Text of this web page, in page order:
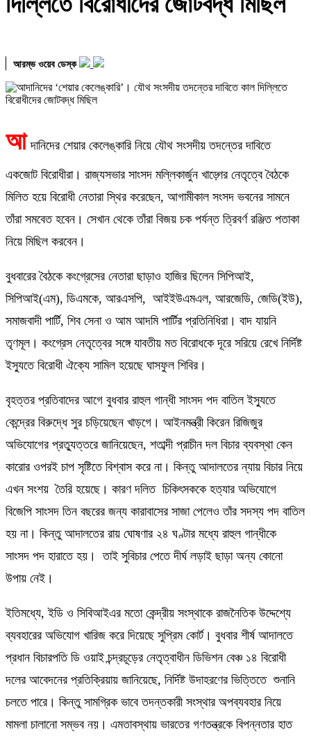
আরম্ভ ওয়েব ডেস্ক
আ দানিদের শেয়ার কেলেঙ্কারি নিয়ে যৌথ সংসদীয় তদন্তের দাবিতে
একজোট বিরোধীরা। রাজ্যসভার সাংসদ মল্লিকার্জুন খাড়্গের নেতৃত্বে বৈঠকে
মিলিত হয়ে বিরোধী নেতারা স্থির করেছেন, আগামীকাল সংসদ ভবনের সামনে
তাঁরা সমবেত হবেন। সেখান থেকে তাঁরা বিজয় চক পর্যন্ত ত্রিবর্ণ রঞ্জিত পতাকা
নিয়ে মিছিল করবেন।
বুধবারের বৈঠকে কংগ্রেসের নেতারা ছাড়াও হাজির ছিলেন সিপিআই,
সিপিআই(এম), ডিএমকে, আরএসপি, আইইউএমএল, আরজেডি, জেডি(ইউ),
সমাজবাদী পার্টি, শিব সেনা ও আম আদমি পার্টির প্রতিনিধিরা। বাদ যায়নি
তৃণমূল। কংগ্রেস নেতৃত্বের সঙ্গে যাবতীয় মত বিরোধকে দূরে সরিয়ে রেখে নির্দিষ্ট
ইস্যুতে বিরোধী ঐক্যে সামিল হয়েছে ঘাসফুল শিবির।
বৃহত্তর প্রতিবাদের আগে বুধবার রাহুল গান্ধী সাংসদ পদ বাতিল ইস্যুতে
কেন্দ্রের বিরুদ্ধে সুর চড়িয়েছেন খাড়গে। আইনমন্ত্রী কিরেন রিজিজুর
অভিযোগের প্রত্যুত্তরে জানিয়েছেন, শতাব্দী প্রাচীন দল বিচার ব্যবস্থা কেন
কারোর ওপরই চাপ সৃষ্টিতে বিশ্বাস করে না। কিন্তু আদালতের ন্যায় বিচার নিয়ে
এখন সংশয় তৈরি হয়েছে। কারণ দলিত চিকিৎসককে হত্যার অভিযোগে
বিজেপি সাংসদ তিন বছরের জন্য কারাবাসের সাজা পেলেও তাঁর সদস্য পদ বাতিল
হয় না। কিন্তু আদালতের রায় ঘোষণার ২৪ ঘণ্টার মধ্যে রাহুল গান্ধীকে
সাংসদ পদ হারাতে হয়। তাই সুবিচার পেতে দীর্ঘ লড়াই ছাড়া অন্য কোনো
উপায় নেই।
ইতিমধ্যে, ইডি ও সিবিআইএর মতো কেন্দ্রীয় সংস্থাকে রাজনৈতিক উদ্দেশ্যে
ব্যবহারের অভিযোগ খারিজ করে দিয়েছে সুপ্রিম কোর্ট। বুধবার শীর্ষ আদালতে
প্রধান বিচারপতি ডি ওয়াই চন্দ্রচূড়ের নেতৃত্বাধীন ডিভিশন বেঞ্চ ১৪ বিরোধী
দলের আবেদনের প্রতিক্রিয়ায় জানিয়েছে, নির্দিষ্ট উদাহরণের ভিত্তিতে শুনানি
চলতে পারে। কিন্তু সামগ্রিক ভাবে তদন্তকারী সংস্থার অপব্যবহার নিয়ে
মামলা চালানো সম্ভব নয়। এমতাবস্থায় ভারতের গণতন্ত্রকে বিপন্নতার হাত